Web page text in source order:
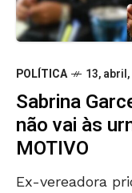
POLÍTICA 13,
Sabrina
não vai às
MOTIVO
Ex-vereadora